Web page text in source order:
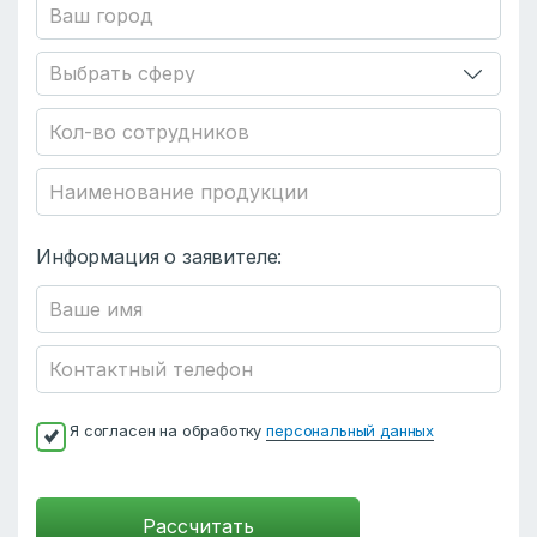
Информация о заявителе:
Я согласен на обработкуперсональный данных